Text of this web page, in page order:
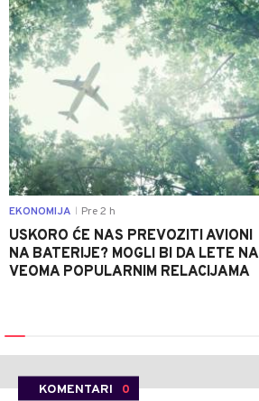
EKONOMIJA Pre 2 h
USKORO ĆE NAS PREVOZITI AVIONI
NA BATERIJE? MOGLI BI DA LETE NA
VEOMA POPULARNIM RELACIJAMA
KOMENTARI 0